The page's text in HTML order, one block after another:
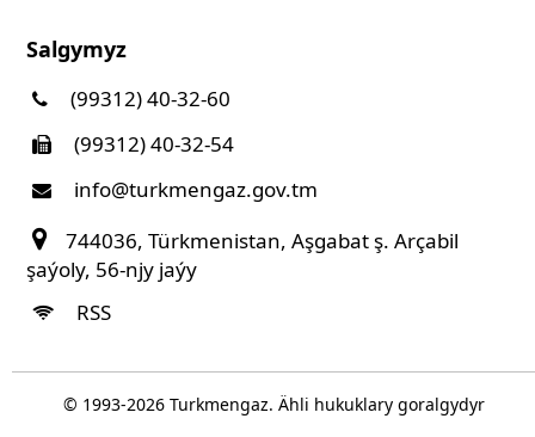
Salgymyz
(99312) 40-32-60
(99312) 40-32-54
info@turkmengaz.gov.tm
744036, Türkmenistan, Aşgabat ş. Arçabil
şaýoly, 56-njy jaýy
RSS
© 1993-2026Turkmengaz. Ähli hukuklary goralgydyr